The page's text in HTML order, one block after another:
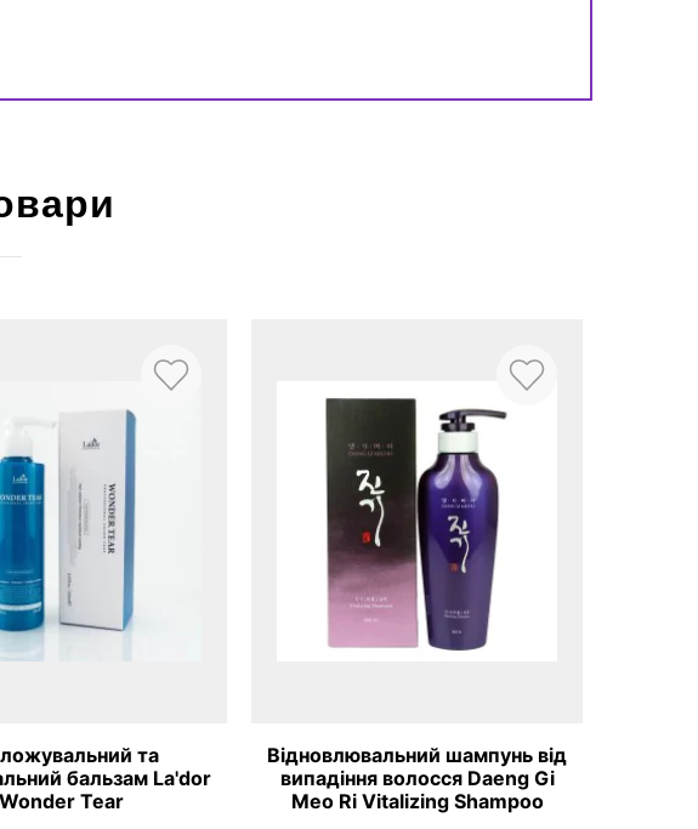
та
бальзам La'dor
Wonder Tear
Відновлювальний шампунь від
випадіння волосся Daeng Gi
Meo Ri Vitalizing Shampoo